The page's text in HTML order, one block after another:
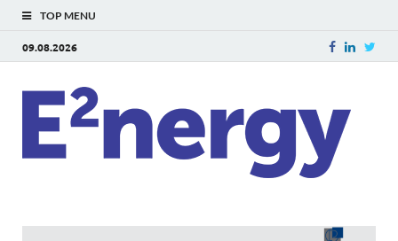
TOP MENU
09.08.2026